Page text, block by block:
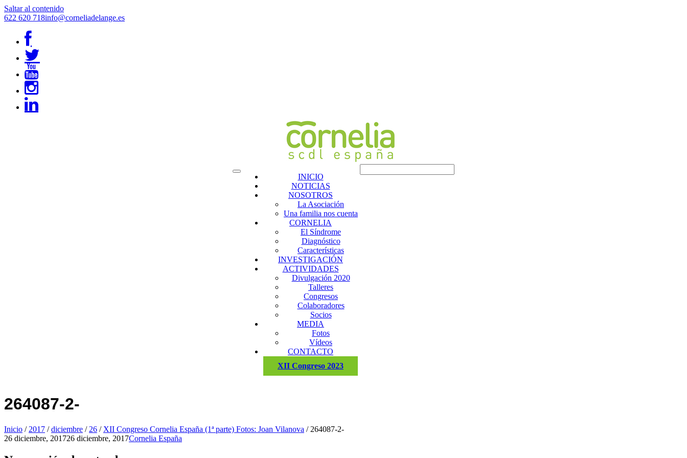
Saltar al contenido
622 620 718info@corneliadelange.es
INICIO
NOTICIAS
NOSOTROS
La Asociación
Una familia nos cuenta
CORNELIA
El Síndrome
Diagnóstico
Características
INVESTIGACIÓN
ACTIVIDADES
Divulgación 2020
Talleres
Congresos
Colaboradores
Socios
MEDIA
Fotos
Vídeos
CONTACTO
XII Congreso 2023
264087-2-
Inicio / 2017 / diciembre / 26 / XII Congreso Cornelia España (1ª parte) Fotos: Joan Vilanova / 264087-2-
26 diciembre, 201726 diciembre, 2017Cornelia España